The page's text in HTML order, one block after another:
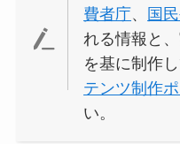
費者庁、 国
れる情報と
を基に制作
テンツ制作
い。